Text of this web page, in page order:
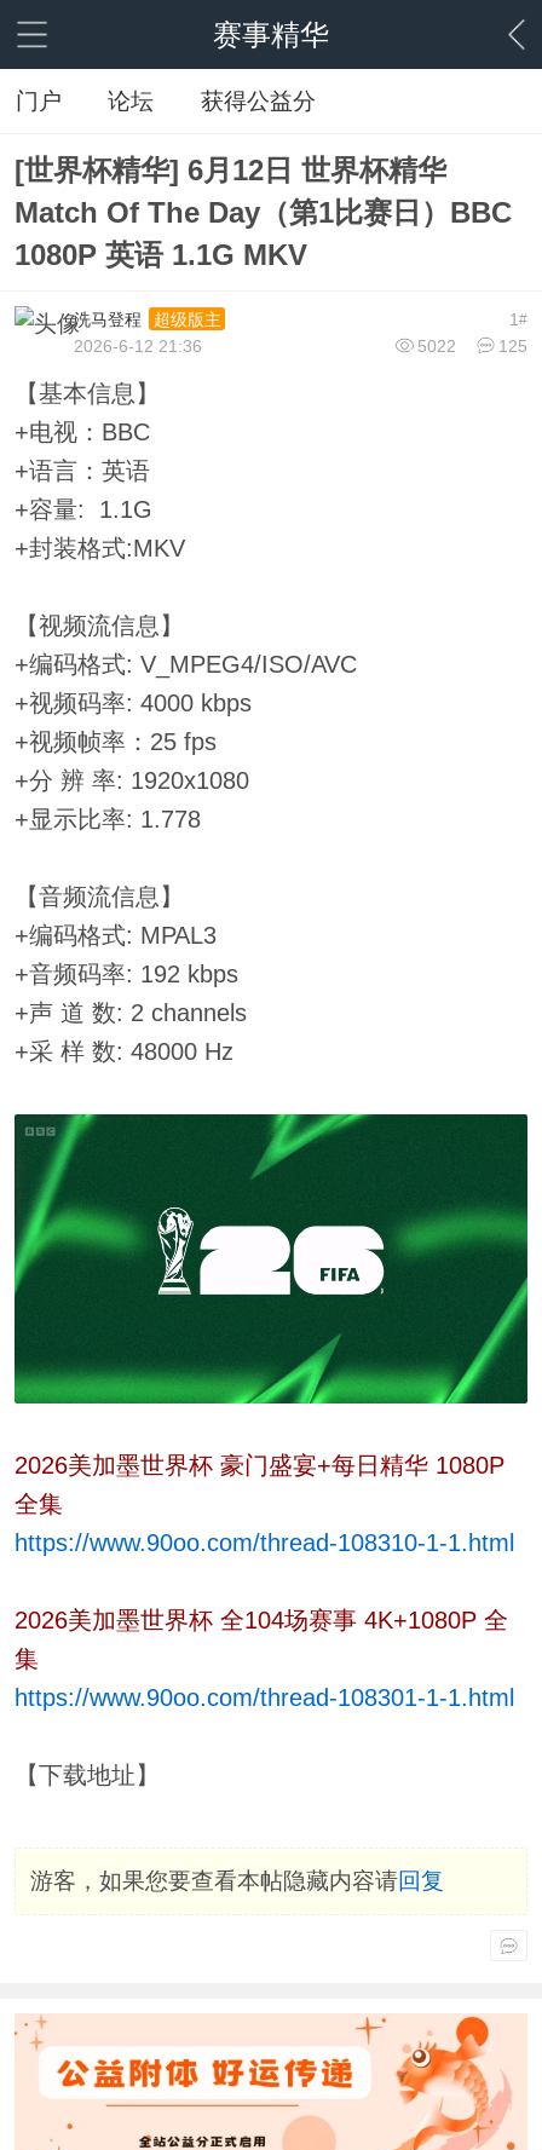
赛事精华
门户 论坛 获得公益分
[世界杯精华] 6月12日 世界杯精华
Match Of The Day（第1比赛日）BBC
1080P 英语 1.1G MKV
1#
洗马登程
超级版主
5022
125
2026-6-12 21:36
【基本信息】
+电视：BBC
+语言：英语
+容量: 1.1G
+封装格式:MKV
【视频流信息】
+编码格式: V_MPEG4/ISO/AVC
+视频码率: 4000 kbps
+视频帧率：25 fps
+分 辨 率: 1920x1080
+显示比率: 1.778
【音频流信息】
+编码格式: MPAL3
+音频码率: 192 kbps
+声 道 数: 2 channels
+采 样 数: 48000 Hz
2026美加墨世界杯 豪门盛宴+每日精华 1080P
全集
https://www.90oo.com/thread-108310-1-1.html
2026美加墨世界杯 全104场赛事 4K+1080P 全
集
https://www.90oo.com/thread-108301-1-1.html
【下载地址】
游客，如果您要查看本帖隐藏内容请回复